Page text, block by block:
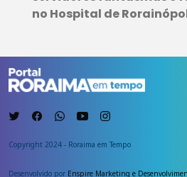
no Hospital de
Copyright 2024 - Roraima em Tempo
Desenvolvido por Enspire Marketing e